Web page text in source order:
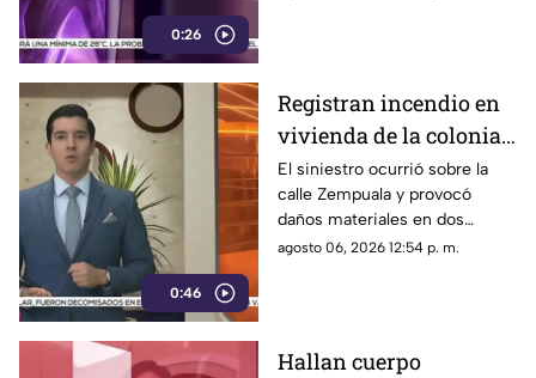
0:26
0:46
Registran incendio en
vivienda de la colonia
Fronteriza; bomberos
controlan las llamas
El siniestro ocurrió sobre la
calle Zempuala y provocó
daños materiales en dos
habitaciones; Protección Civil
agosto 06, 2026 12:54 p. m.
Hallan cuerpo